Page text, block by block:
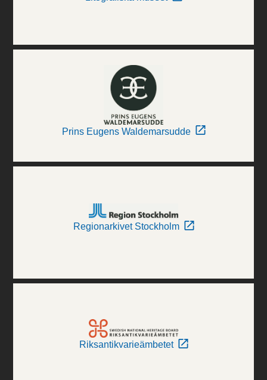
Prins Eugens Waldemarsudde
Regionarkivet Stockholm
Riksantikvarieämbetet